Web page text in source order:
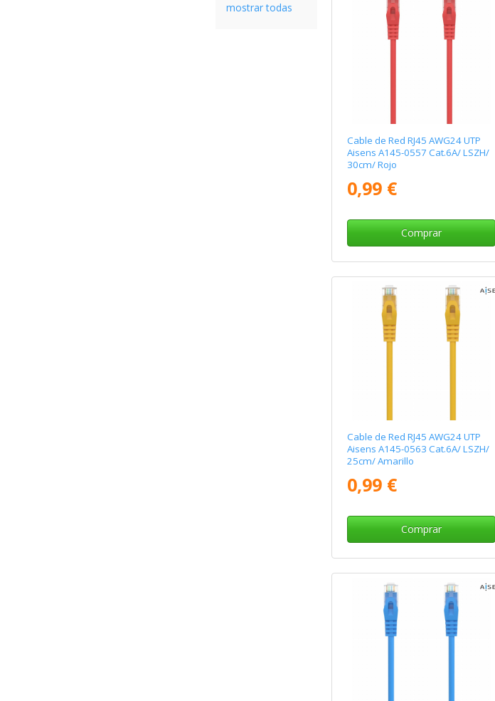
mostrar todas
Cable de Red RJ45 AWG24 UTP
Aisens A145-0557 Cat.6A/ LSZH/
30cm/ Rojo
0,99 €
Comprar
Cable de Red RJ45 AWG24 UTP
Aisens A145-0563 Cat.6A/ LSZH/
25cm/ Amarillo
0,99 €
Comprar